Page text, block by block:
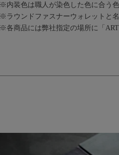
※内装色は職人が染色した色に合う
※ラウンドファスナーウォレットと
※各商品には弊社指定の場所に「